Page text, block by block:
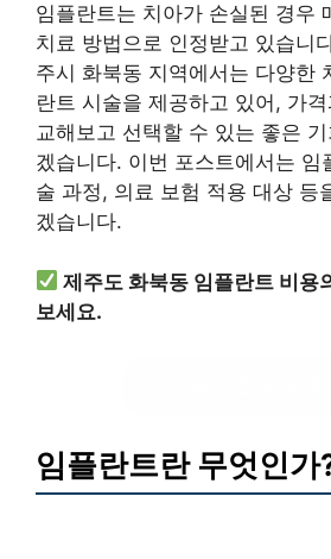
임플란트는 치아가 손실된 경우
치료 방법으로 인정받고 있습니
주시 화북동 지역에서는 다양한
란트 시술을 제공하고 있어, 가
교해보고 선택할 수 있는 좋은
겠습니다. 이번 포스트에서는 임
술 과정, 의료 보험 적용 대상 등
겠습니다.
제주도 화북동 임플란트 비용
보세요.
임플란트란 무엇인가